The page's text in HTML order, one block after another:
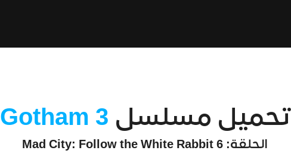
تحميل مسلسل Gotham 3
الحلقة: 6 Mad City: Follow the White Rabbit